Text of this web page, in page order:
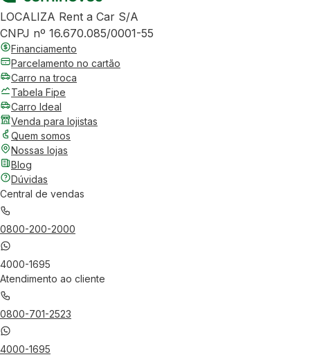
LOCALIZA Rent a Car S/A
CNPJ nº 16.670.085/0001-55
Financiamento
Parcelamento no cartão
Carro na troca
Tabela Fipe
Carro Ideal
Venda para lojistas
Quem somos
Nossas lojas
Blog
Dúvidas
Central de vendas
0800-200-2000
4000-1695
Atendimento ao cliente
0800-701-2523
4000-1695